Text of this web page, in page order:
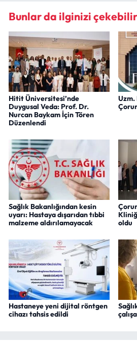
Bunlar da ilginizi çekebilir
Hitit Üniversitesi’nde
Duygusal Veda: Prof. Dr.
Nurcan Baykam İçin Tören
Düzenlendi
Uzm.
Sağlık Bakanlığından kesin
uyarı: Hastaya dışarıdan tıbbi
malzeme aldırılamayacak
oldu
Hastaneye yeni dijital röntgen
cihazı tahsis edildi